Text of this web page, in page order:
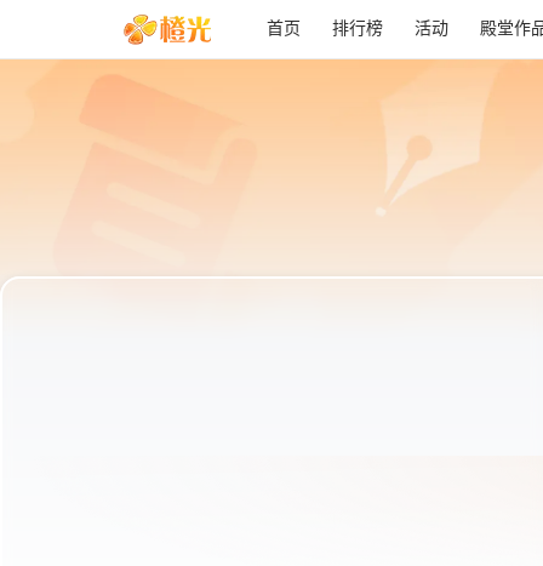
首页 排行榜 活动 殿堂作